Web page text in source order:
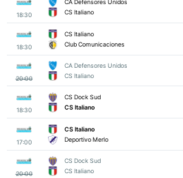
18:30
CA Defensores Unidos
CS Italiano
18:30
CS Italiano
Club Comunicaciones
20:00
CA Defensores Unidos
CS Italiano
18:30
CS Dock Sud
CS Italiano
17:00
CS Italiano
Deportivo Merlo
20:00
CS Dock Sud
CS Italiano